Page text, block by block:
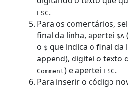
ESC.
Para os comentários,
final da linha, apertei $A
o $ que indica o final da
append), digitei o texto
Comment) e apertei ESC.
Para inserir o código